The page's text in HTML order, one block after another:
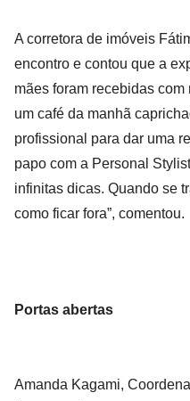
A corretora de imóveis
encontro e contou que a
mães foram recebidas
um café da manhã
profissional para dar uma
papo com a Personal
infinitas dicas. Quando se
como ficar fora”, comentou.
Portas abertas
Amanda Kagami,